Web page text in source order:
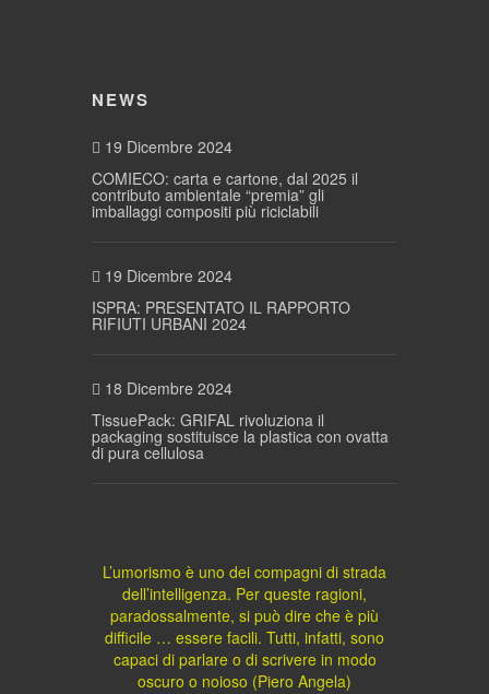
NEWS
19 Dicembre 2024
COMIECO: carta e cartone, dal 2025 il
contributo ambientale “premia” gli
imballaggi compositi più riciclabili
19 Dicembre 2024
ISPRA: PRESENTATO IL RAPPORTO
RIFIUTI URBANI 2024
18 Dicembre 2024
TissuePack: GRIFAL rivoluziona il
packaging sostituisce la plastica con ovatta
di pura cellulosa
L’umorismo è uno dei compagni di strada
dell’intelligenza. Per queste ragioni,
paradossalmente, si può dire che è più
difficile … essere facili. Tutti, infatti, sono
capaci di parlare o di scrivere in modo
oscuro o noioso (Piero Angela)